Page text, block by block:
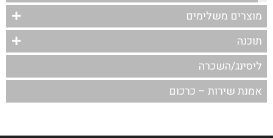
מוצרים משלימים
תוכנה
ליסינג/השכרה
אמנת שירות – כרכום